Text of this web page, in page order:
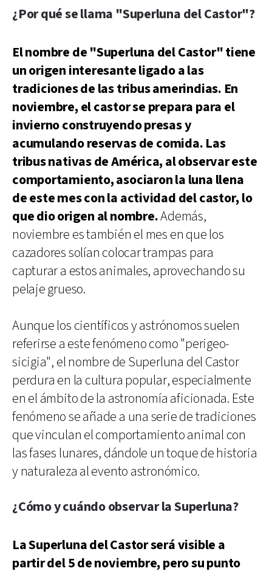
¿Por qué se llama "Superluna del Castor"?
El nombre de "Superluna del Castor" tiene
un origen interesante ligado a las
tradiciones de las tribus amerindias. En
noviembre, el castor se prepara para el
invierno construyendo presas y
acumulando reservas de comida. Las
tribus nativas de América, al observar este
comportamiento, asociaron la luna llena
de este mes con la actividad del castor, lo
que dio origen al nombre.Además,
noviembre es también el mes en que los
cazadores solían colocar trampas para
capturar a estos animales, aprovechando su
pelaje grueso.
Aunque los científicos y astrónomos suelen
referirse a este fenómeno como "perigeo-
sicigia", el nombre de Superluna del Castor
perdura en la cultura popular, especialmente
en el ámbito de la astronomía aficionada. Este
fenómeno se añade a una serie de tradiciones
que vinculan el comportamiento animal con
las fases lunares, dándole un toque de historia
y naturaleza al evento astronómico.
¿Cómo y cuándo observar la Superluna?
La Superluna del Castor será visible a
partir del 5 de noviembre, pero su punto